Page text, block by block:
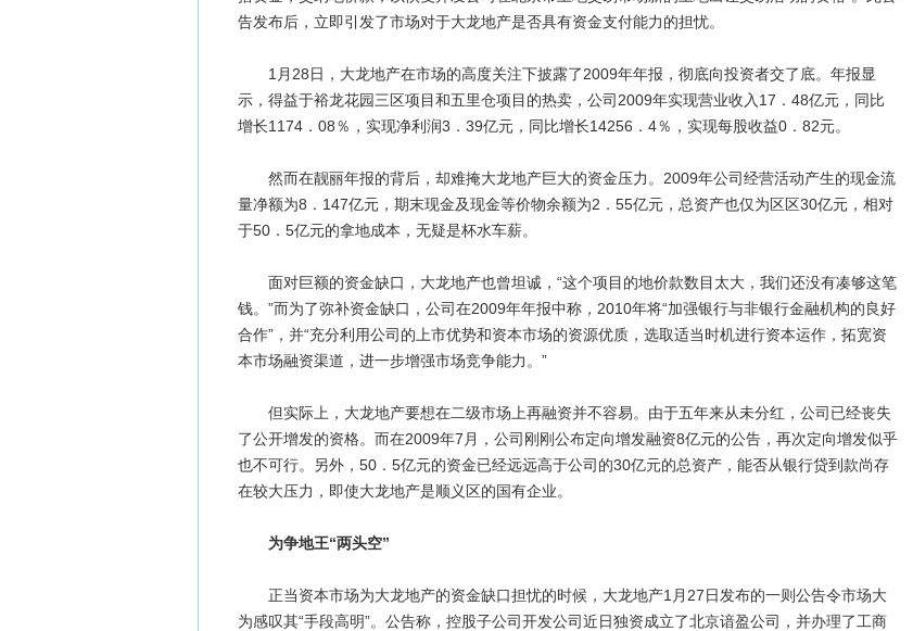
告发布后，立即引发了市场对于大龙地产是否具有资金支付能力的担忧。
1月28日，大龙地产在市场的高度关注下披露了2009年年报，彻底向投资者交了底。年报显
示，得益于裕龙花园三区项目和五里仓项目的热卖，公司2009年实现营业收入17．48亿元，同比
增长1174．08％，实现净利润3．39亿元，同比增长14256．4％，实现每股收益0．82元。
然而在靓丽年报的背后，却难掩大龙地产巨大的资金压力。2009年公司经营活动产生的现金流
量净额为8．147亿元，期末现金及现金等价物余额为2．55亿元，总资产也仅为区区30亿元，相对
于50．5亿元的拿地成本，无疑是杯水车薪。
面对巨额的资金缺口，大龙地产也曾坦诚，“这个项目的地价款数目太大，我们还没有凑够这笔
钱。”而为了弥补资金缺口，公司在2009年年报中称，2010年将“加强银行与非银行金融机构的良好
合作”，并“充分利用公司的上市优势和资本市场的资源优质，选取适当时机进行资本运作，拓宽资
本市场融资渠道，进一步增强市场竞争能力。”
但实际上，大龙地产要想在二级市场上再融资并不容易。由于五年来从未分红，公司已经丧失
了公开增发的资格。而在2009年7月，公司刚刚公布定向增发融资8亿元的公告，再次定向增发似乎
也不可行。另外，50．5亿元的资金已经远远高于公司的30亿元的总资产，能否从银行贷到款尚存
在较大压力，即使大龙地产是顺义区的国有企业。
为争地王“两头空”
正当资本市场为大龙地产的资金缺口担忧的时候，大龙地产1月27日发布的一则公告令市场大
为感叹其“手段高明”。公告称，控股子公司开发公司近日独资成立了北京谙盈公司，并办理了工商